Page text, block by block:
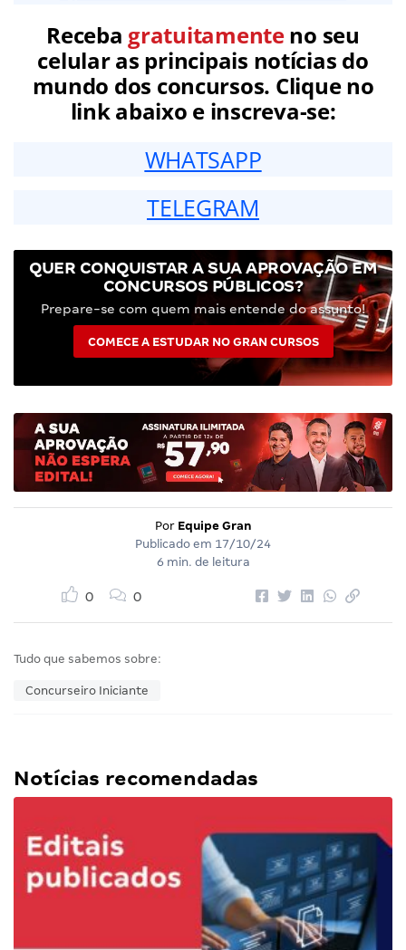
Receba gratuitamenteno seu
celular as principais notícias do
mundo dos concursos. Clique no
link abaixo e inscreva-se:
WHATSAPP
TELEGRAM
QUER CONQUISTAR A SUA APROVAÇÃO EM
CONCURSOS PÚBLICOS?
Prepare-se com quem mais entende do assunto!
COMECE A ESTUDAR NO GRAN CURSOS
Por Equipe Gran
Publicado em 17/10/24
6 min. de leitura
0 0
Tudo que sabemos sobre:
Concurseiro Iniciante
Notícias recomendadas